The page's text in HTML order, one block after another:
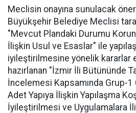
Meclisin onayına sunulacak
Büyükşehir Belediye Meclisi
"Mevcut Plandaki Durumu
İlişkin Usul ve Esaslar" ile
iyileştirilmesine yönelik kararlar
hazırlanan "İzmir İli Bütününde
İncelemesi Kapsamında Grup-
Adet Yapıya İlişkin Yapılaşma
İyileştirilmesi ve Uygulamalara